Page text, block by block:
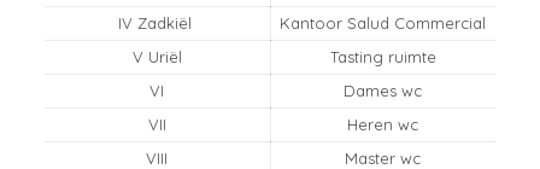
IV Zadkiël
Kantoor Salud Commercial
V Uriël
Tasting ruimte
VI
Dames wc
VII
Heren wc
VIII
Master wc